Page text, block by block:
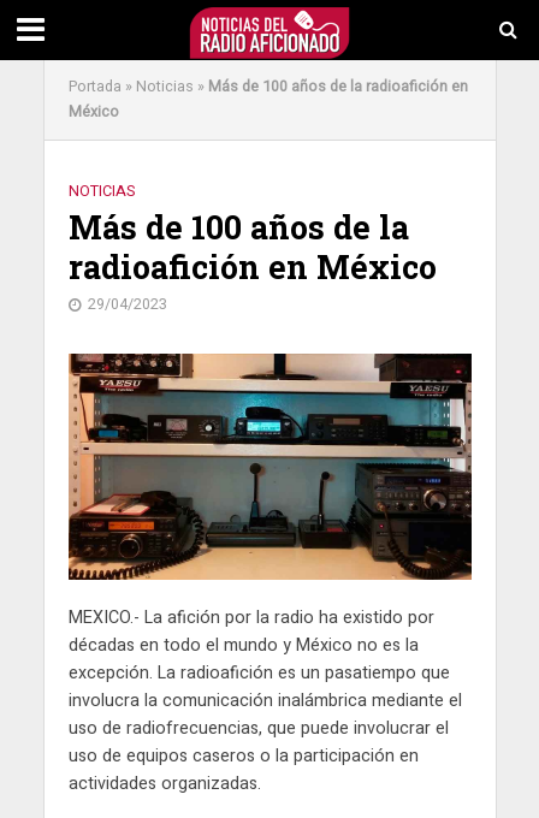
Portada » Noticias » Más de 100 años de la radioafición en
México
NOTICIAS
Más de 100 años de la
radioafición en México
29/04/2023
MEXICO.- La afición por la radio ha existido por
décadas en todo el mundo y México no es la
excepción. La radioafición es un pasatiempo que
involucra la comunicación inalámbrica mediante el
uso de radiofrecuencias, que puede involucrar el
uso de equipos caseros o la participación en
actividades organizadas.